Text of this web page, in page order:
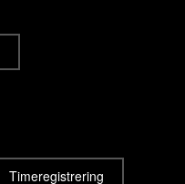
Timeregistrering